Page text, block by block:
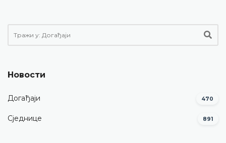
Новости
Догађаји 470
Сједнице 891